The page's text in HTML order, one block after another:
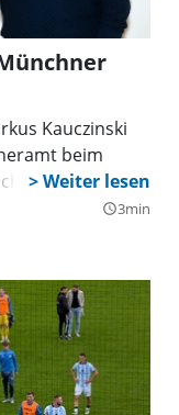
Kauczinski
beim
query_builder3min